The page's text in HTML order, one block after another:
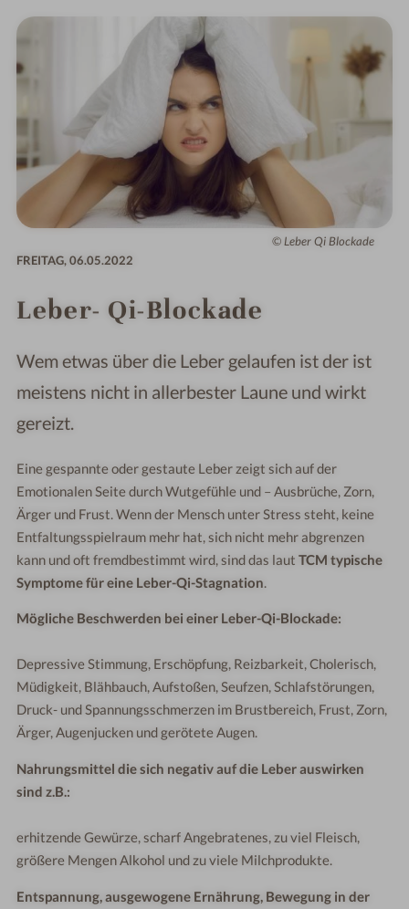
Leber Qi Blockade
FREITAG,06.05.2022
Leber- Qi-Blockade
Wem etwas über die Leber gelaufen ist der ist
meistens nicht in allerbester Laune und wirkt
gereizt.
Eine gespannte oder gestaute Leber zeigt sich auf der
Emotionalen Seite durch Wutgefühle und – Ausbrüche, Zorn,
Ärger und Frust. Wenn der Mensch unter Stress steht, keine
Entfaltungsspielraum mehr hat, sich nicht mehr abgrenzen
kann und oft fremdbestimmt wird, sind das lautTCM typische
Symptome für eine Leber-Qi-Stagnation.
Mögliche Beschwerden bei einer Leber-Qi-Blockade:
Depressive Stimmung, Erschöpfung, Reizbarkeit, Cholerisch,
Müdigkeit, Blähbauch, Aufstoßen, Seufzen, Schlafstörungen,
Druck- und Spannungsschmerzen im Brustbereich, Frust, Zorn,
Ärger, Augenjucken und gerötete Augen.
Nahrungsmittel die sich negativ auf die Leber auswirken
sind z.B.:
erhitzende Gewürze, scharf Angebratenes, zu viel Fleisch,
größere Mengen Alkohol und zu viele Milchprodukte.
Entspannung, ausgewogene Ernährung, Bewegung in der